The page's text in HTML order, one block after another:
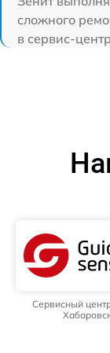
сложного
в сервис-
Сервисный